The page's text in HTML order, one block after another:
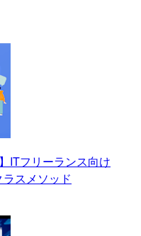
ITフリーランス向け
ラスメソッド